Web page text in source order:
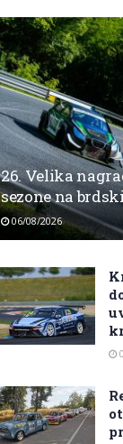
26. Velika
sezone na
06/08/2026